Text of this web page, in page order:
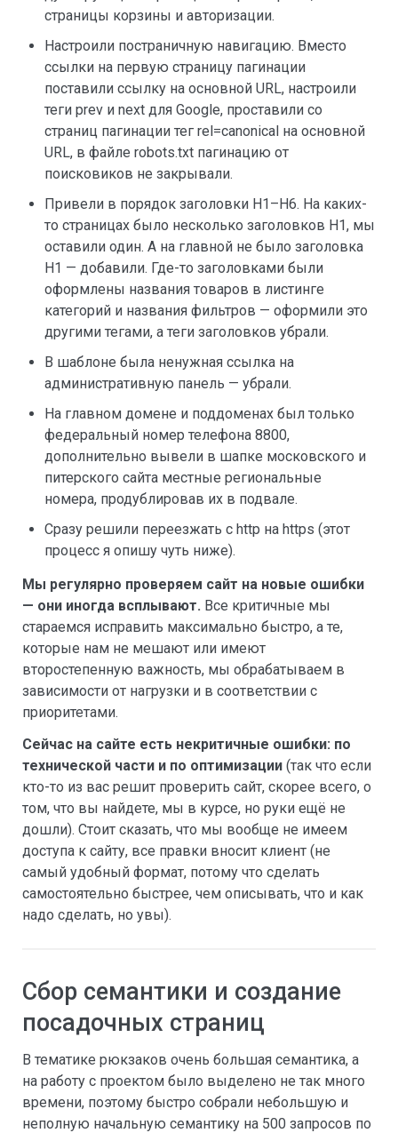
страницы корзины и авторизации.
Настроили постраничную навигацию. Вместо
ссылки на первую страницу пагинации
поставили ссылку на основной URL, настроили
теги prev и next для Google, проставили со
страниц пагинации тег rel=canonical на основной
URL, в файле robots.txt пагинацию от
поисковиков не закрывали.
Привели в порядок заголовки H1–H6. На каких-
то страницах было несколько заголовков H1, мы
оставили один. А на главной не было заголовка
H1 — добавили. Где-то заголовками были
оформлены названия товаров в листинге
категорий и названия фильтров — оформили это
другими тегами, а теги заголовков убрали.
В шаблоне была ненужная ссылка на
административную панель — убрали.
На главном домене и поддоменах был только
федеральный номер телефона 8800,
дополнительно вывели в шапке московского и
питерского сайта местные региональные
номера, продублировав их в подвале.
Сразу решили переезжать с http на https (этот
процесс я опишу чуть ниже).
Мы регулярно проверяем сайт на новые ошибки
— они иногда всплывают. Все критичные мы
стараемся исправить максимально быстро, а те,
которые нам не мешают или имеют
второстепенную важность, мы обрабатываем в
зависимости от нагрузки и в соответствии с
приоритетами.
Сейчас на сайте есть некритичные ошибки: по
технической части и по оптимизации (так что если
кто-то из вас решит проверить сайт, скорее всего, о
том, что вы найдете, мы в курсе, но руки ещё не
дошли). Стоит сказать, что мы вообще не имеем
доступа к сайту, все правки вносит клиент (не
самый удобный формат, потому что сделать
самостоятельно быстрее, чем описывать, что и как
надо сделать, но увы).
Сбор семантики и создание
посадочных страниц
В тематике рюкзаков очень большая семантика, а
на работу с проектом было выделено не так много
времени, поэтому быстро собрали небольшую и
неполную начальную семантику на 500 запросов по